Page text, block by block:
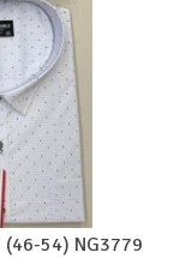
(46-54) NG3779